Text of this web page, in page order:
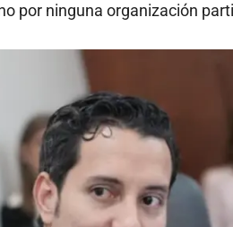
por ninguna organización